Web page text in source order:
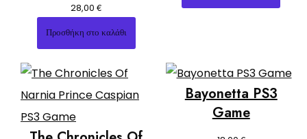
28,00€
Προσθήκη στο καλάθι
Bayonetta PS3
Game